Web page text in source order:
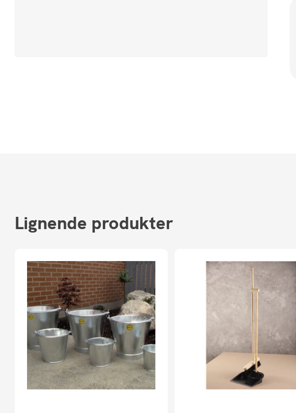
Lignende produkter